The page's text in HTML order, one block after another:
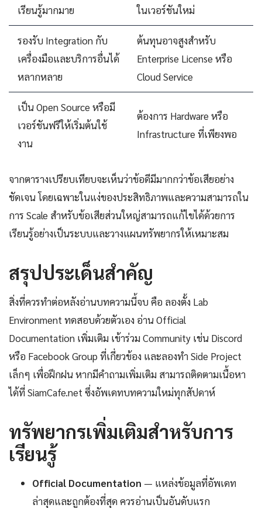
เรียนรู้มากมาย
ในเวอร์ชันใหม่
รองรับ Integration กับ
เครื่องมือและบริการอื่นได้
หลากหลาย
ต้นทุนอาจสูงสำหรับ
Enterprise License หรือ
Cloud Service
เป็น Open Source หรือมี
เวอร์ชันฟรีให้เริ่มต้นใช้
งาน
ต้องการ Hardware หรือ
Infrastructure ที่เพียงพอ
จากตารางเปรียบเทียบจะเห็นว่าข้อดีมีมากกว่าข้อเสียอย่าง
ชัดเจน โดยเฉพาะในแง่ของประสิทธิภาพและความสามารถใน
การ Scale สำหรับข้อเสียส่วนใหญ่สามารถแก้ไขได้ด้วยการ
เรียนรู้อย่างเป็นระบบและวางแผนทรัพยากรให้เหมาะสม
สรุปประเด็นสำคัญ
สิ่งที่ควรทำต่อหลังอ่านบทความนี้จบ คือ ลองตั้ง Lab
Environment ทดสอบด้วยตัวเอง อ่าน Official
Documentation เพิ่มเติม เข้าร่วม Community เช่น Discord
หรือ Facebook Group ที่เกี่ยวข้อง และลองทำ Side Project
เล็กๆ เพื่อฝึกฝน หากมีคำถามเพิ่มเติม สามารถติดตามเนื้อหา
ได้ที่ SiamCafe.net ซึ่งอัพเดทบทความใหม่ทุกสัปดาห์
ทรัพยากรเพิ่มเติมสำหรับการ
เรียนรู้
Official Documentation — แหล่งข้อมูลที่อัพเดท
ล่าสุดและถูกต้องที่สุด ควรอ่านเป็นอันดับแรก